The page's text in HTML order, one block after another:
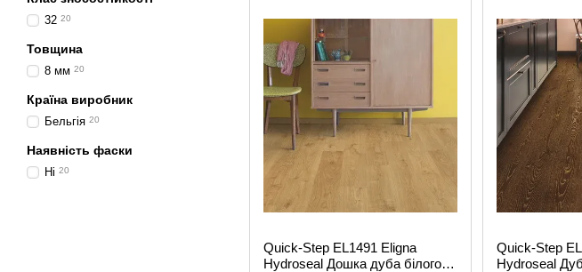
Quick-Step EL1491 Eligna
Hydroseal Дошка дуба білого
Quick-Step
Hydroseal
32 20
Товщина
8 мм 20
Країна виробник
Бельгія 20
Наявність фаски
Ні 20